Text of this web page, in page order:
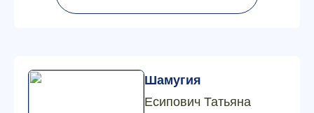
Шамугия
Есипович Татьяна